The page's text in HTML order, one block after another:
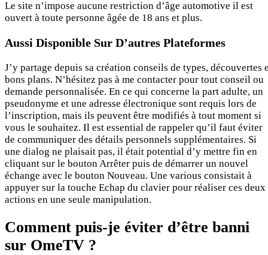
Le site n’impose aucune restriction d’âge automotive il est
ouvert à toute personne âgée de 18 ans et plus.
Aussi Disponible Sur D’autres Plateformes
J’y partage depuis sa création conseils de types, découvertes
bons plans. N’hésitez pas à me contacter pour tout conseil ou
demande personnalisée. En ce qui concerne la part adulte, un
pseudonyme et une adresse électronique sont requis lors de
l’inscription, mais ils peuvent être modifiés à tout moment si
vous le souhaitez. Il est essential de rappeler qu’il faut éviter
de communiquer des détails personnels supplémentaires. Si
une dialog ne plaisait pas, il était potential d’y mettre fin en
cliquant sur le bouton Arrêter puis de démarrer un nouvel
échange avec le bouton Nouveau. Une various consistait à
appuyer sur la touche Echap du clavier pour réaliser ces deux
actions en une seule manipulation.
Comment puis-je éviter d’être banni
sur OmeTV ?